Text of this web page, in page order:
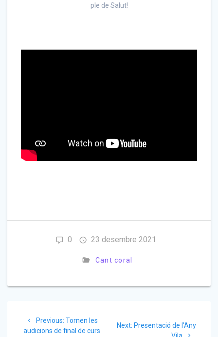
ple de Salut!
0 23 desembre 2021
Cant coral
d'entrades
Previous: Previous
post:
Tornen les
audicions de final de curs
Next: Next
Presentació de l’Any